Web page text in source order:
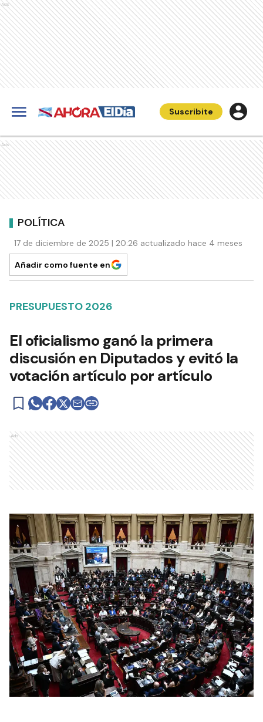
Ads
Suscribite
Ads
POLÍTICA
17 de diciembre de 2025 | 20:26 actualizado hace 4 meses
Añadir como fuente en
PRESUPUESTO 2026
El oficialismo ganó la primera
discusión en Diputados y evitó la
votación artículo por artículo
Ads